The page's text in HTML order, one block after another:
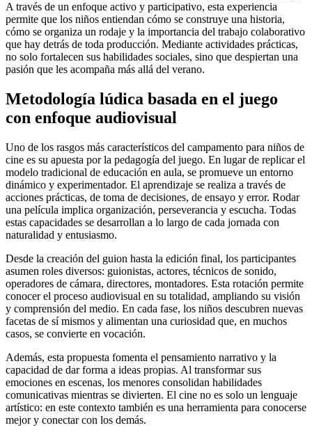
A través de un enfoque activo y participativo, esta experiencia
permite que los niños entiendan cómo se construye una historia,
cómo se organiza un rodaje y la importancia del trabajo colaborativo
que hay detrás de toda producción. Mediante actividades prácticas,
no solo fortalecen sus habilidades sociales, sino que despiertan una
pasión que les acompaña más allá del verano.
Metodología lúdica basada en el juego
con enfoque audiovisual
Uno de los rasgos más característicos del campamento para niños de
cine es su apuesta por la pedagogía del juego. En lugar de replicar el
modelo tradicional de educación en aula, se promueve un entorno
dinámico y experimentador. El aprendizaje se realiza a través de
acciones prácticas, de toma de decisiones, de ensayo y error. Rodar
una película implica organización, perseverancia y escucha. Todas
estas capacidades se desarrollan a lo largo de cada jornada con
naturalidad y entusiasmo.
Desde la creación del guion hasta la edición final, los participantes
asumen roles diversos: guionistas, actores, técnicos de sonido,
operadores de cámara, directores, montadores. Esta rotación permite
conocer el proceso audiovisual en su totalidad, ampliando su visión
y comprensión del medio. En cada fase, los niños descubren nuevas
facetas de sí mismos y alimentan una curiosidad que, en muchos
casos, se convierte en vocación.
Además, esta propuesta fomenta el pensamiento narrativo y la
capacidad de dar forma a ideas propias. Al transformar sus
emociones en escenas, los menores consolidan habilidades
comunicativas mientras se divierten. El cine no es solo un lenguaje
artístico: en este contexto también es una herramienta para conocerse
mejor y conectar con los demás.